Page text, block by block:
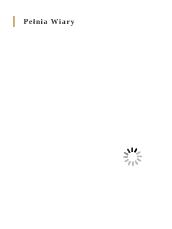
Pełnia Wiary